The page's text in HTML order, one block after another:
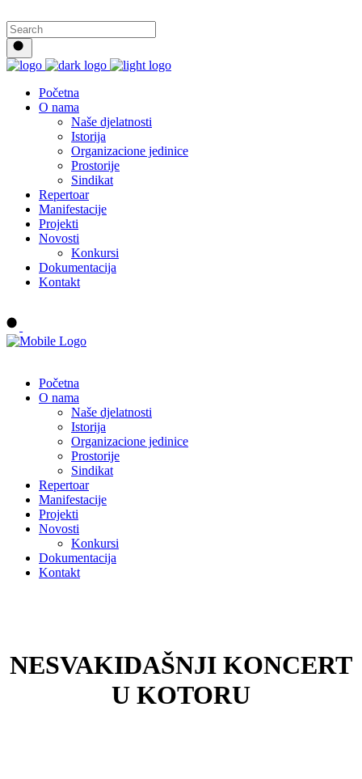
Početna
O nama
Naše djelatnosti
Istorija
Organizacione jedinice
Prostorije
Sindikat
Repertoar
Manifestacije
Projekti
Novosti
Konkursi
Dokumentacija
Kontakt
Početna
O nama
Naše djelatnosti
Istorija
Organizacione jedinice
Prostorije
Sindikat
Repertoar
Manifestacije
Projekti
Novosti
Konkursi
Dokumentacija
Kontakt
NESVAKIDAŠNJI KONCERT
U KOTORU